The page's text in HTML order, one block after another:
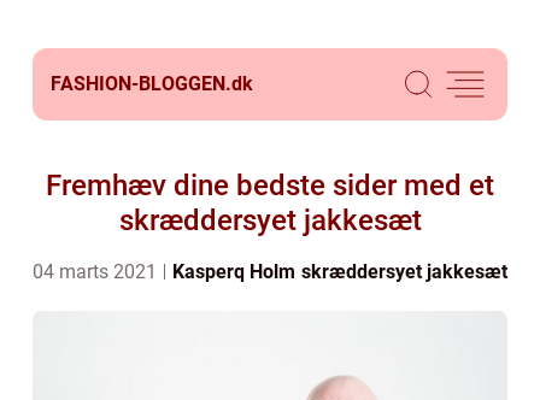
FASHION-BLOGGEN.dk
Fremhæv dine bedste sider med et
skræddersyet jakkesæt
04 marts 2021 Kasperq Holm skræddersyet jakkesæt